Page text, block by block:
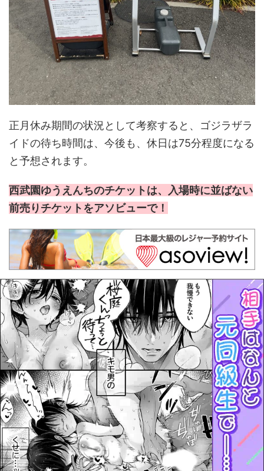
正月休み期間の状況として考察すると、ゴジラザラ
イドの待ち時間は、今後も、休日は75分程度になる
と予想されます。
西武園ゆうえんちのチケットは、入場時に並ばない
前売りチケットをアソビューで！